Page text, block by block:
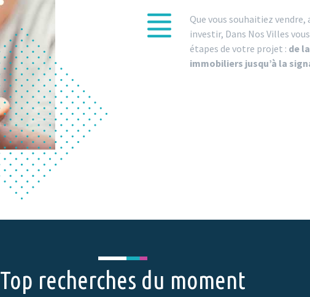
Que vous souhaitiez vendre,
investir, Dans Nos Villes
étapes de votre projet : de
immobiliers jusqu’à la
Top recherches du moment